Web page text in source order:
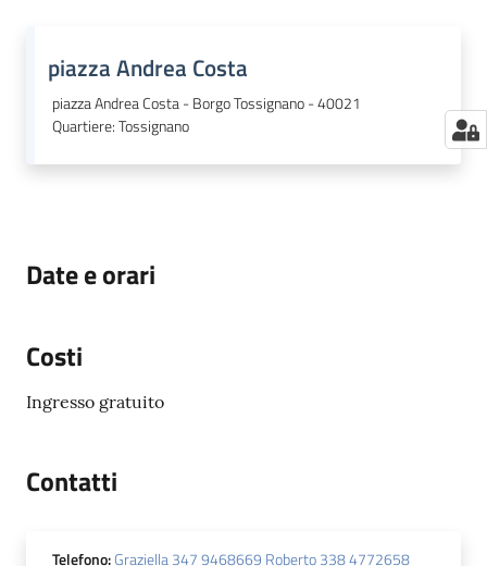
piazza Andrea Costa
piazza Andrea Costa - Borgo Tossignano - 40021
Quartiere:Tossignano
Date e orari
Costi
Ingresso gratuito
Contatti
Telefono:Graziella 347 9468669 Roberto 338 4772658